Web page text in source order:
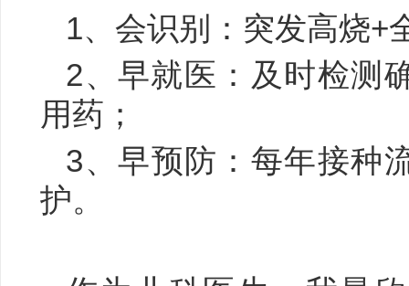
1、会识别： 突发高烧+
2、早就医： 及时检测
用药；
3、早预防： 每年接种
护。